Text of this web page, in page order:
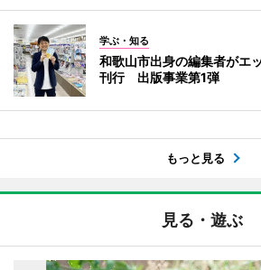
学ぶ・知る
和歌山市出身の編集者がエ
刊行 出版事業第1弾
もっと見る
見る・遊ぶ